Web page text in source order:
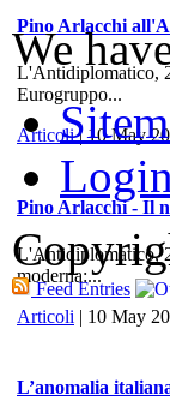
Pino Arlacchi
L'Antidiplomatico,
Eurogruppo...
Articoli| 10 May
Pino Arlacchi - Il
L'Antidiplomatico,
moderna:...
Articoli | 10 May
L’anomalia
We
Login
Feed Entries